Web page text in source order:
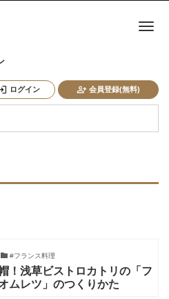
ログイン 会員登録(無料)
ナ
#フランス料理
！浅草ビストロカトリの「フ
ムレツ」のつくりかた